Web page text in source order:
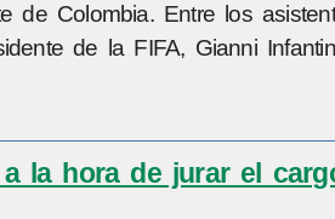
Colombia. Entre los
de la FIFA, Gianni
la hora de jurar el